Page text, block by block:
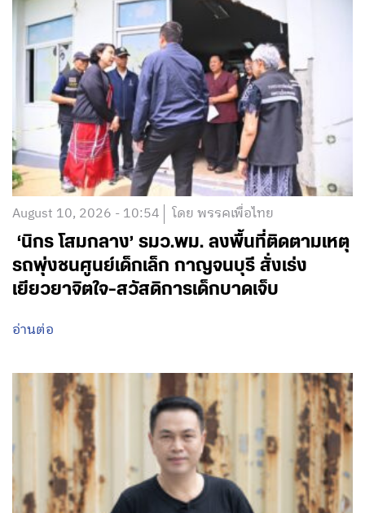
August 10, 2026 - 10:54 โดย พรรคเพื่อไทย
‘นิกร โสมกลาง’ รมว.พม. ลงพื้นที่ติดตามเหตุ
รถพุ่งชนศูนย์เด็กเล็ก กาญจนบุรี สั่งเร่ง
เยียวยาจิตใจ-สวัสดิการเด็กบาดเจ็บ
อ่านต่อ